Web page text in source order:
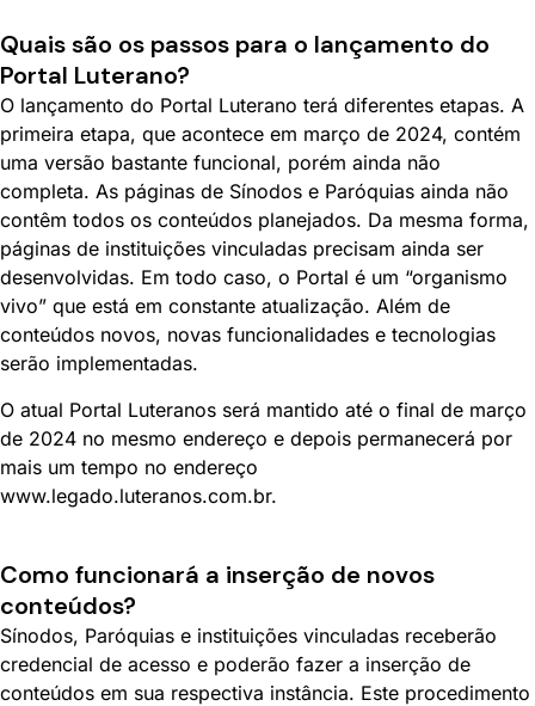
Quais são os passos para o lançamento do
Portal Luterano?
O lançamento do Portal Luterano terá diferentes etapas. A
primeira etapa, que acontece em março de 2024, contém
uma versão bastante funcional, porém ainda não
completa. As páginas de Sínodos e Paróquias ainda não
contêm todos os conteúdos planejados. Da mesma forma,
páginas de instituições vinculadas precisam ainda ser
desenvolvidas. Em todo caso, o Portal é um “organismo
vivo” que está em constante atualização. Além de
conteúdos novos, novas funcionalidades e tecnologias
serão implementadas.
O atual Portal Luteranos será mantido até o final de março
de 2024 no mesmo endereço e depois permanecerá por
mais um tempo no endereço
www.legado.luteranos.com.br.
Como funcionará a inserção de novos
conteúdos?
Sínodos, Paróquias e instituições vinculadas receberão
credencial de acesso e poderão fazer a inserção de
conteúdos em sua respectiva instância. Este procedimento